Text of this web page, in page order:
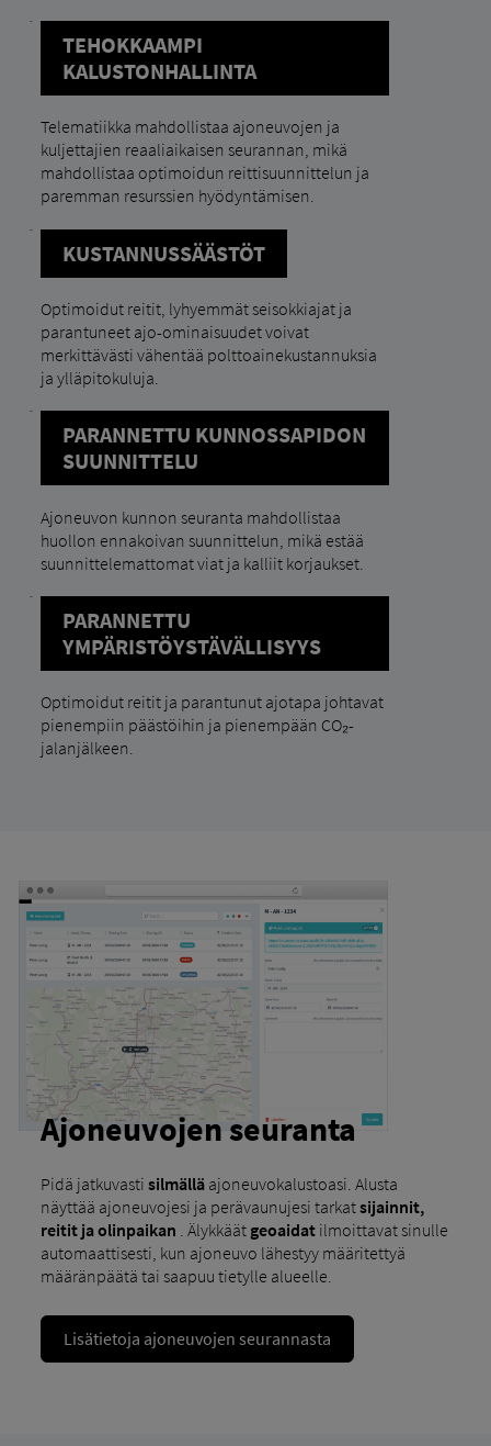
TEHOKKAAMPI
KALUSTONHALLINTA
Telematiikka mahdollistaa ajoneuvojen ja
kuljettajien reaaliaikaisen seurannan, mikä
mahdollistaa optimoidun reittisuunnittelun ja
paremman resurssien hyödyntämisen.
KUSTANNUSSÄÄSTÖT
Optimoidut reitit, lyhyemmät seisokkiajat ja
parantuneet ajo-ominaisuudet voivat
merkittävästi vähentää polttoainekustannuksia
ja ylläpitokuluja.
PARANNETTU KUNNOSSAPIDON
SUUNNITTELU
Ajoneuvon kunnon seuranta mahdollistaa
huollon ennakoivan suunnittelun, mikä estää
suunnittelemattomat viat ja kalliit korjaukset.
PARANNETTU
YMPÄRISTÖYSTÄVÄLLISYYS
Optimoidut reitit ja parantunut ajotapa johtavat
pienempiin päästöihin ja pienempään CO₂-
jalanjälkeen.
Ajoneuvojen seuranta
Pidä jatkuvasti silmälläajoneuvokalustoasi. Alusta
näyttää ajoneuvojesi ja perävaunujesi tarkatsijainnit,
reitit ja olinpaikan . Älykkäät geoaidatilmoittavat sinulle
automaattisesti, kun ajoneuvo lähestyy määritettyä
määränpäätä tai saapuu tietylle alueelle.
Lisätietoja ajoneuvojen seurannasta